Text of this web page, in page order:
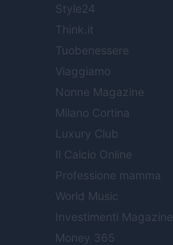
Style24
Think.it
Tuobenessere
Viaggiamo
Nonne Magazine
Milano Cortina
Luxury Club
Il Calcio Online
Professione mamma
World Music
Investimenti Magazine
Money 365